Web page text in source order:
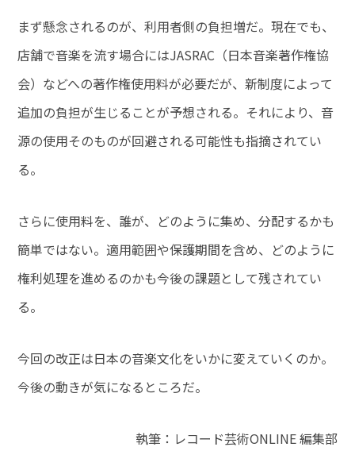
まず懸念されるのが、利用者側の負担増だ。現在でも、
店舗で音楽を流す場合にはJASRAC（日本音楽著作権協
会）などへの著作権使用料が必要だが、新制度によって
追加の負担が生じることが予想される。それにより、音
源の使用そのものが回避される可能性も指摘されてい
る。
さらに使用料を、誰が、どのように集め、分配するかも
簡単ではない。適用範囲や保護期間を含め、どのように
権利処理を進めるのかも今後の課題として残されてい
る。
今回の改正は日本の音楽文化をいかに変えていくのか。
今後の動きが気になるところだ。
執筆：レコード芸術ONLINE 編集部